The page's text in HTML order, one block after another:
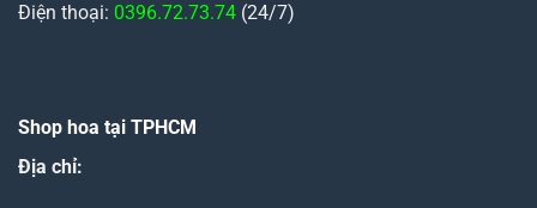
Điện thoại: 0396.72.73.74 (24/7)
Shop hoa tại TPHCM
Địa chỉ: